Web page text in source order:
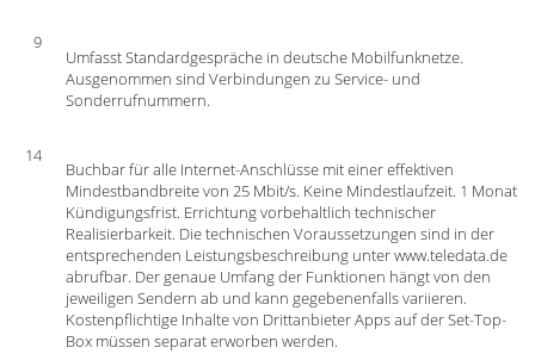
9
Umfasst Standardgespräche in deutsche Mobilfunknetze.
Ausgenommen sind Verbindungen zu Service- und
Sonderrufnummern.
14
Buchbar für alle Internet-Anschlüsse mit einer effektiven
Mindestbandbreite von 25 Mbit/s. Keine Mindestlaufzeit. 1 Monat
Kündigungsfrist. Errichtung vorbehaltlich technischer
Realisierbarkeit. Die technischen Voraussetzungen sind in der
entsprechenden Leistungsbeschreibung unter www.teledata.de
abrufbar. Der genaue Umfang der Funktionen hängt von den
jeweiligen Sendern ab und kann gegebenenfalls variieren.
Kostenpflichtige Inhalte von Drittanbieter Apps auf der Set-Top-
Box müssen separat erworben werden.